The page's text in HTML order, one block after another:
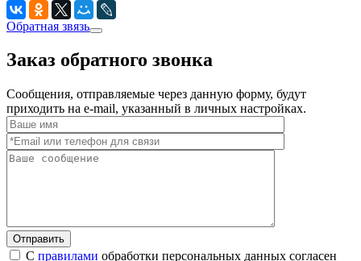
Обратная звязь
Заказ обратного звонка
Сообщения, отправляемые через данную форму, будут
приходить на e-mail, указанный в личных настройках.
Отправить
С правилами обработки персональных данных согласен